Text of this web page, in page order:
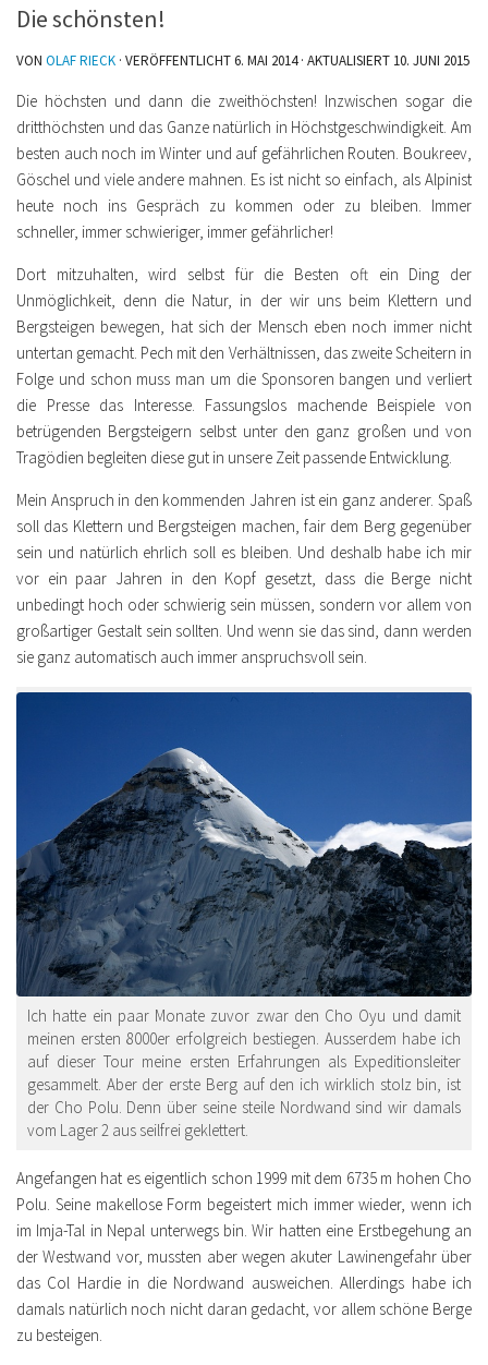
Die schönsten!
VON OLAF RIECK · VERÖFFENTLICHT6. MAI 2014· AKTUALISIERT 10. JUNI 2015
Die höchsten und dann die zweithöchsten! Inzwischen sogar die
dritthöchsten und das Ganze natürlich in Höchstgeschwindigkeit. Am
besten auch noch im Winter und auf gefährlichen Routen. Boukreev,
Göschel und viele andere mahnen. Es ist nicht so einfach, als Alpinist
heute noch ins Gespräch zu kommen oder zu bleiben. Immer
schneller, immer schwieriger, immer gefährlicher!
Dort mitzuhalten, wird selbst für die Besten oft ein Ding der
Unmöglichkeit, denn die Natur, in der wir uns beim Klettern und
Bergsteigen bewegen, hat sich der Mensch eben noch immer nicht
untertan gemacht. Pech mit den Verhältnissen, das zweite Scheitern in
Folge und schon muss man um die Sponsoren bangen und verliert
die Presse das Interesse. Fassungslos machende Beispiele von
betrügenden Bergsteigern selbst unter den ganz großen und von
Tragödien begleiten diese gut in unsere Zeit passende Entwicklung.
Mein Anspruch in den kommenden Jahren ist ein ganz anderer. Spaß
soll das Klettern und Bergsteigen machen, fair dem Berg gegenüber
sein und natürlich ehrlich soll es bleiben. Und deshalb habe ich mir
vor ein paar Jahren in den Kopf gesetzt, dass die Berge nicht
unbedingt hoch oder schwierig sein müssen, sondern vor allem von
großartiger Gestalt sein sollten. Und wenn sie das sind, dann werden
sie ganz automatisch auch immer anspruchsvoll sein.
Ich hatte ein paar Monate zuvor zwar den Cho Oyu und damit
meinen ersten 8000er erfolgreich bestiegen. Ausserdem habe ich
auf dieser Tour meine ersten Erfahrungen als Expeditionsleiter
gesammelt. Aber der erste Berg auf den ich wirklich stolz bin, ist
der Cho Polu. Denn über seine steile Nordwand sind wir damals
vom Lager 2 aus seilfrei geklettert.
Angefangen hat es eigentlich schon 1999 mit dem 6735 m hohen Cho
Polu. Seine makellose Form begeistert mich immer wieder, wenn ich
im Imja-Tal in Nepal unterwegs bin. Wir hatten eine Erstbegehung an
der Westwand vor, mussten aber wegen akuter Lawinengefahr über
das Col Hardie in die Nordwand ausweichen. Allerdings habe ich
damals natürlich noch nicht daran gedacht, vor allem schöne Berge
zu besteigen.